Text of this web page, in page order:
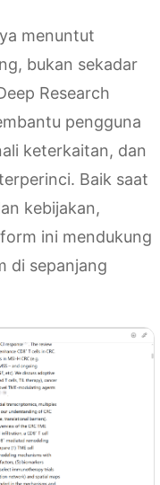
menuntut
bukan sekadar
Research
pengguna
keterkaitan, dan
Baik saat
kebijakan,
ini mendukung
di sepanjang